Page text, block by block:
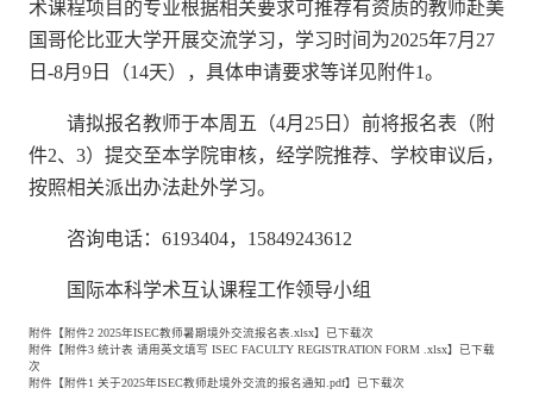
术课程项目的专业根据相关要求可推荐有资质的教师赴美
国哥伦比亚大学开展交流学习，学习时间为2025年7月27
日-8月9日（14天），具体申请要求等详见附件1。
请拟报名教师于本周五（4月25日）前将报名表（附
件2、3）提交至本学院审核，经学院推荐、学校审议后，
按照相关派出办法赴外学习。
咨询电话：6193404，15849243612
国际本科学术互认课程工作领导小组
附件【附件2 2025年ISEC教师暑期境外交流报名表.xlsx】已下载次
附件【附件3 统计表 请用英文填写 ISEC FACULTY REGISTRATION FORM .xlsx】已下载
次
附件【附件1 关于2025年ISEC教师赴境外交流的报名通知.pdf】已下载次